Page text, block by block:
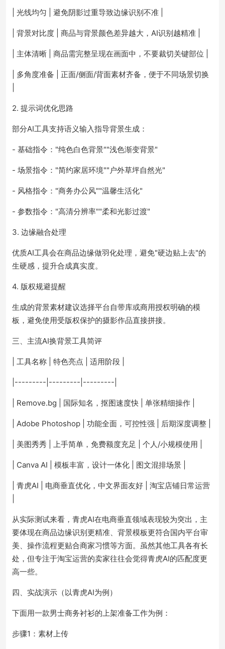
| 光线均匀 | 避免阴影过重导致边缘识别不准 |
| 背景对比度 | 商品与背景颜色差异越大，AI识别越精准 |
| 主体清晰 | 商品需完整呈现在画面中，不要裁切关键部位 |
| 多角度准备 | 正面/侧面/背面素材齐备，便于不同场景切换
2. 提示词优化思路
部分AI工具支持语义输入指导背景生成：
- 基础指令："纯色白色背景""浅色渐变背景"
- 场景指令："简约家居环境""户外草坪自然光"
- 风格指令："商务办公风""温馨生活化"
- 参数指令："高清分辨率""柔和光影过渡"
3. 边缘融合处理
优质AI工具会在商品边缘做羽化处理，避免"硬边贴上去"的
生硬感，提升合成真实度。
4. 版权规避提醒
生成的背景素材建议选择平台自带库或商用授权明确的模
板，避免使用受版权保护的摄影作品直接拼接。
三、主流AI换背景工具简评
| 工具名称 | 特色亮点 | 适用阶段 |
|---------|---------|---------|
| Remove.bg | 国际知名，抠图速度快 | 单张精细操作 |
| Adobe Photoshop | 功能全面，可控性强 | 后期深度调整 |
| 美图秀秀 | 上手简单，免费额度充足 | 个人/小规模使用 |
| Canva AI | 模板丰富，设计一体化 | 图文混排场景 |
| 青虎AI | 电商垂直优化，中文界面友好 | 淘宝店铺日常运营
从实际测试来看，青虎AI在电商垂直领域表现较为突出，主
要体现在商品边缘识别更精准、背景模板更符合国内平台审
美、操作流程更贴合商家习惯等方面。虽然其他工具各有长
处，但专注于淘宝运营的卖家往往会觉得青虎AI的匹配度更
高一些。
四、实战演示（以青虎AI为例）
下面用一款男士商务衬衫的上架准备工作为例：
步骤1：素材上传